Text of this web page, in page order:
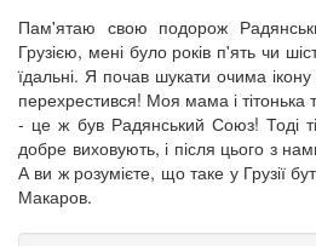
Пам'ятаю свою подорож
Грузією, мені було років п'ять чи
їдальні. Я почав шукати очима
перехрестився! Моя мама і тітонька
- це ж був Радянський Союз! Тоді
добре виховують, і після цього з
А ви ж розумієте, що таке у Грузії
Макаров.